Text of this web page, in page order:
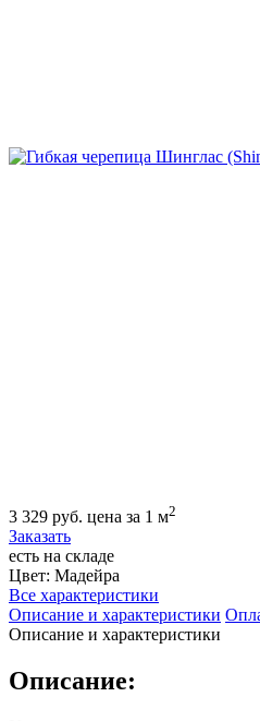
3 329 руб. цена за 1 м2
Заказать
есть на складе
Цвет: Мадейра
Все характеристики
Описание и характеристики
Описание и характеристики
Описание: